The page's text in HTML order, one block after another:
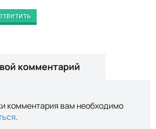
комментарий
комментария вам необходимо
.